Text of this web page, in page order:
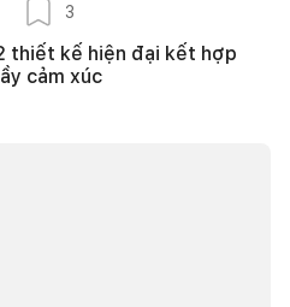
3
thiết kế hiện đại kết hợp
cảm xúc